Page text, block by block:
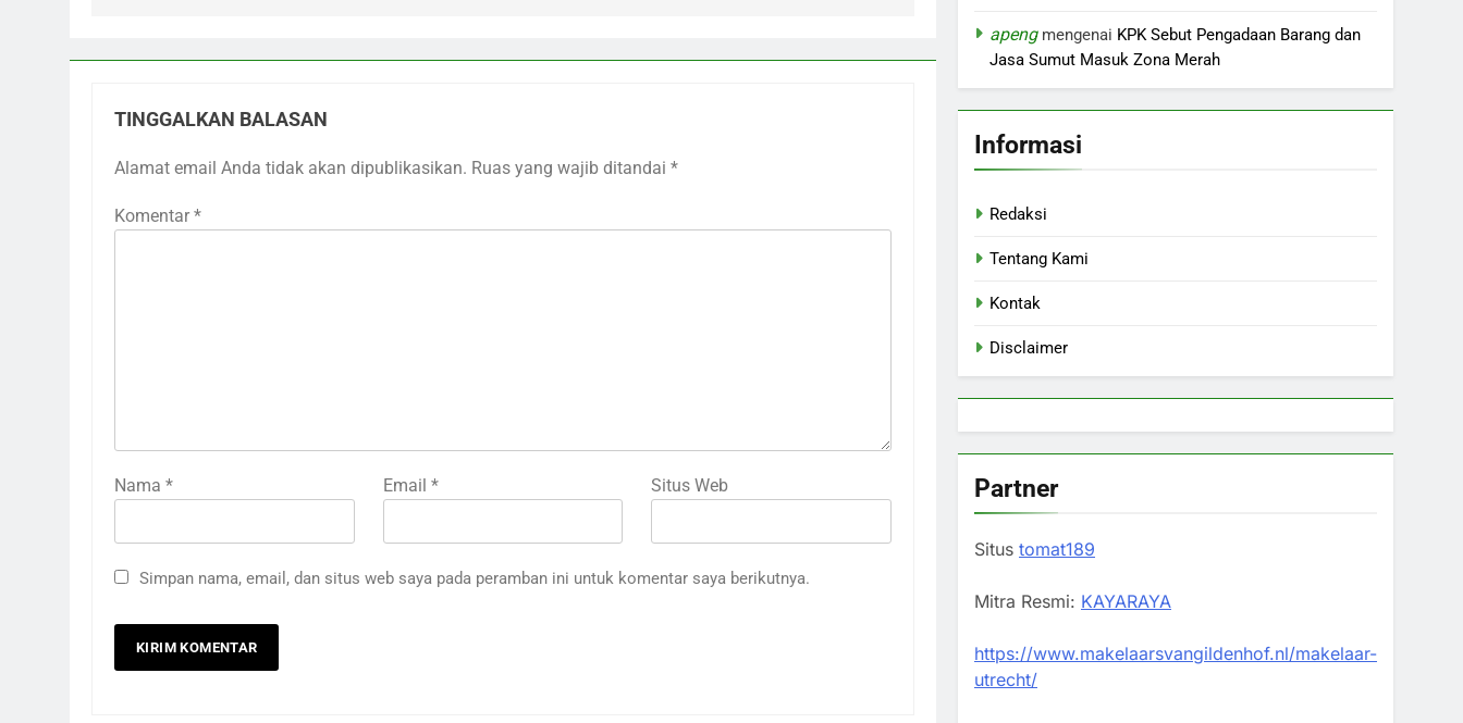
TINGGALKAN BALASAN
Alamat email Anda tidak akan dipublikasikan. Ruas yang wajib ditandai *
Komentar *
Nama * Email * Situs Web
Simpan nama, email, dan situs web saya pada peramban ini untuk komentar saya berikutnya.
apengmengenai KPK Sebut Pengadaan Barang dan
Jasa Sumut Masuk Zona Merah
Informasi
Redaksi
Tentang Kami
Kontak
Disclaimer
Partner
Situs tomat189
Mitra Resmi: KAYARAYA
https://www.makelaarsvangildenhof.nl/makelaar-
utrecht/